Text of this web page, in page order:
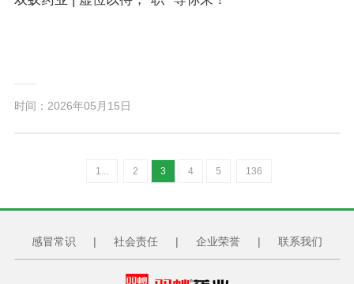
时间：2026年05月15日
1... 2 3 4 5 136
感冒常识 | 社会责任 | 企业荣誉 | 联系我们